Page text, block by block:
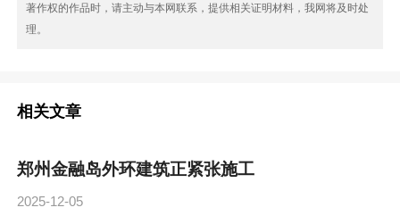
著作权的作品时，请主动与本网联系，提供相关证明材料，我网将及时处
理。
相关文章
郑州金融岛外环建筑正紧张施工
2025-12-05